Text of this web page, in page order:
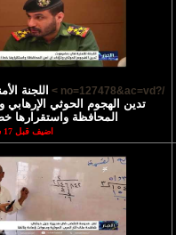
/?no=127478&ac=vd >
اللجنة
تدين الهجوم الحوثي الإرهابي
المحافظة واستقرارها
اضيف قبل 17 ساعة